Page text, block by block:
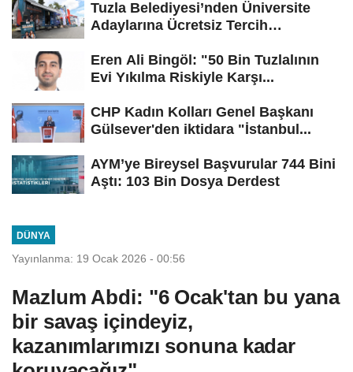
Tuzla Belediyesi’nden Üniversite
Adaylarına Ücretsiz Tercih
Eren Ali Bingöl: "50 Bin Tuzlalının
Evi Yıkılma Riskiyle Karşı...
CHP Kadın Kolları Genel Başkanı
Gülsever'den iktidara "İstanbul...
AYM’ye Bireysel Başvurular 744 Bini
Aştı: 103 Bin Dosya Derdest
DÜNYA
Yayınlanma: 19 Ocak 2026 - 00:56
Mazlum Abdi: "6 Ocak'tan bu yana
bir savaş içindeyiz,
kazanımlarımızı sonuna kadar